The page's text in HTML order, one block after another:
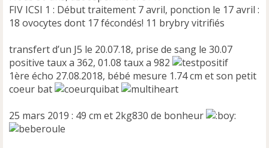
l
u
FIV ICSI 1 : Début traitement 7 avril, ponction le 17 avril :
18 ovocytes dont 17 fécondés! 11 brybry vitrifiés
transfert d’un J5 le 20.07.18, prise de sang le 30.07
positive taux a 362, 01.08 taux a 982
1ère écho 27.08.2018, bébé mesure 1.74 cm et son petit
coeur bat
25 mars 2019 : 49 cm et 2kg830 de bonheur